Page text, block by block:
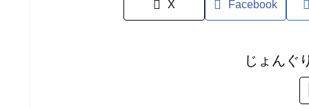
X Facebook
じょんぐ